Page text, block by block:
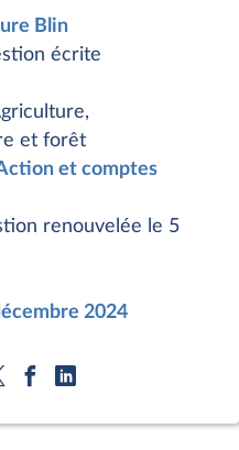
Blin
écrite
et forêt
et comptes
renouvelée le 5
2024